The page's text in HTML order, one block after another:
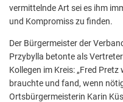
vermittelnde Art sei es ihm
und Kompromiss zu finden.
Der Bürgermeister der
Przybylla betonte als
Kollegen im Kreis: „Fred
brauchte und fand, wenn
Ortsbürgermeisterin Karin